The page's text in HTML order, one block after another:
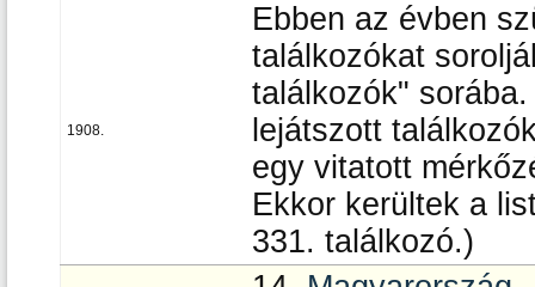
1908.
Ebben az évben
találkozókat
találkozók"
lejátszott
egy vitatott
Ekkor kerültek a
331. találkozó.)